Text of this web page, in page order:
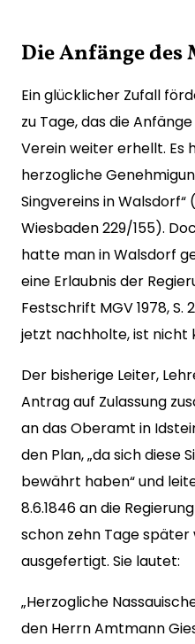
Die Anfänge des
Ein glücklicher Zufall
zu Tage, das die
Verein weiter erhellt. Es
herzogliche
Singvereins in
Wiesbaden 229/155).
hatte man in Walsdorf
eine Erlaubnis der
Festschrift MGV 1978, S.
jetzt nachholte, ist nicht
Der bisherige Leiter,
Antrag auf Zulassung
an das Oberamt in
den Plan, „da sich diese
bewährt haben“ und
8.6.1846 an die
schon zehn Tage
ausgefertigt. Sie lautet:
„Herzogliche
den Herrn Amtmann